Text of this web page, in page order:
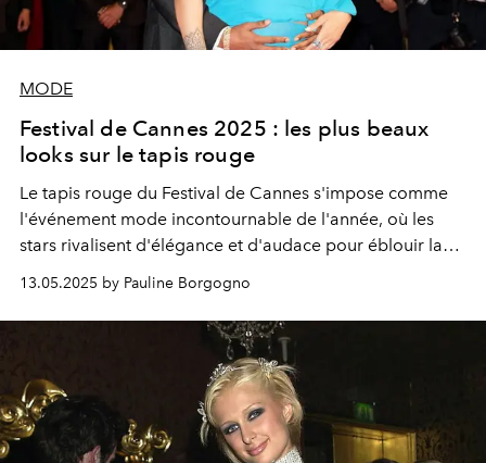
MODE
Festival de Cannes 2025 : les plus beaux
looks sur le tapis rouge
Le tapis rouge du Festival de Cannes s'impose comme
l'événement mode incontournable de l'année, où les
stars rivalisent d'élégance et d'audace pour éblouir la
13.05.2025 by Pauline Borgogno